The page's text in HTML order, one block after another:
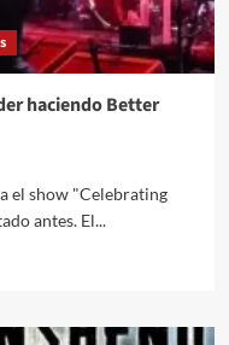
haciendo Better
el show "Celebrating
antes. El...